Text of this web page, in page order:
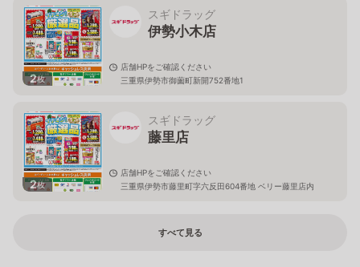
2枚
スギドラッグ
伊勢小木店
店舗HPをご確認ください
三重県伊勢市御薗町新開752番地1
2枚
スギドラッグ
藤里店
店舗HPをご確認ください
三重県伊勢市藤里町字六反田604番地 ベリー藤里店内
すべて見る